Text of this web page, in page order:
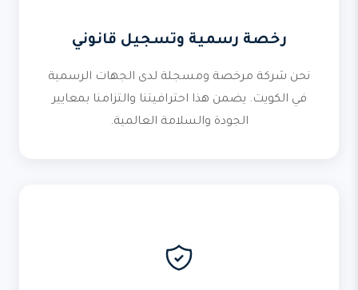
رخصة رسمية وتسجيل قانوني
نحن شركة مرخصة ومسجلة لدى الجهات الرسمية
في الكويت. يضمن هذا احترافيتنا والتزامنا بمعايير
الجودة والسلامة العالمية.